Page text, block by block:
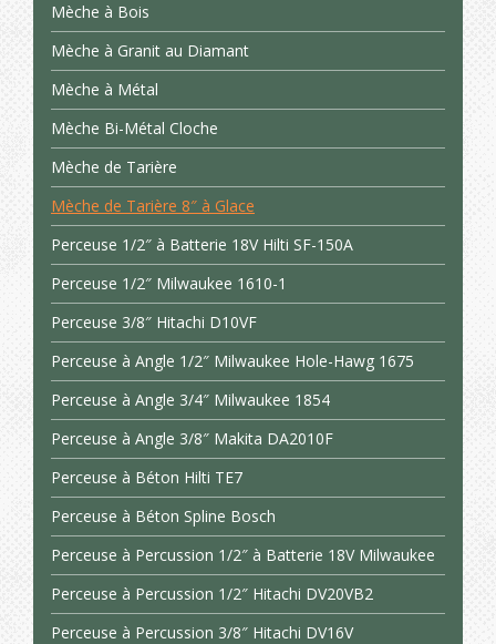
Mèche à Bois
Mèche à Granit au Diamant
Mèche à Métal
Mèche Bi-Métal Cloche
Mèche de Tarière
Mèche de Tarière 8″ à Glace
Perceuse 1/2″ à Batterie 18V Hilti SF-150A
Perceuse 1/2″ Milwaukee 1610-1
Perceuse 3/8″ Hitachi D10VF
Perceuse à Angle 1/2″ Milwaukee Hole-Hawg 1675
Perceuse à Angle 3/4″ Milwaukee 1854
Perceuse à Angle 3/8″ Makita DA2010F
Perceuse à Béton Hilti TE7
Perceuse à Béton Spline Bosch
Perceuse à Percussion 1/2″ à Batterie 18V Milwaukee
Perceuse à Percussion 1/2″ Hitachi DV20VB2
Perceuse à Percussion 3/8″ Hitachi DV16V